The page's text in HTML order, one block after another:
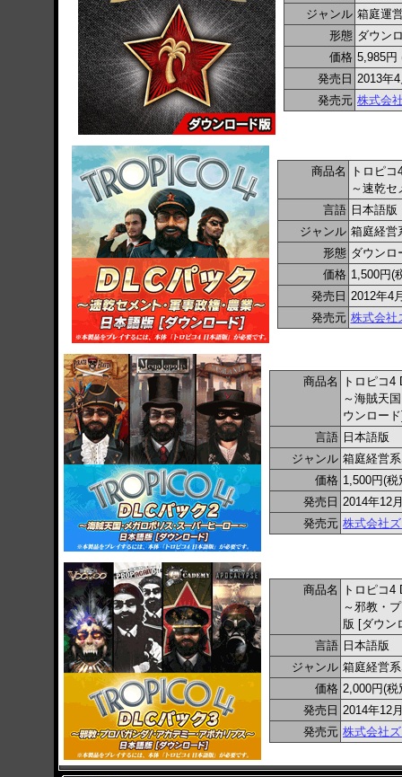
ジャンル 箱庭運
形態 ダウン
価格 5,985円
発売日 2013年
発売元 株式会
商品名
トロピ
～速乾
言語 日本語版
ジャンル 箱庭経営
形態 ダウンロ
価格 1,500円(
発売日 2012年4
発売元 株式会社
商品名
トロピコ4
～海賊天
ウンロー
言語 日本語版
ジャンル 箱庭経営
価格 1,500円(税
発売日 2014年12
発売元 株式会社
商品名
トロピコ4
～邪教・
版 [ダウン
言語 日本語版
ジャンル 箱庭経営
価格 2,000円(税
発売日 2014年12
発売元 株式会社